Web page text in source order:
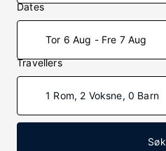
Dates
Tor 6 Aug - Fre 7 Aug
Travellers
1 Rom, 2 Voksne, 0 Barn
Søk